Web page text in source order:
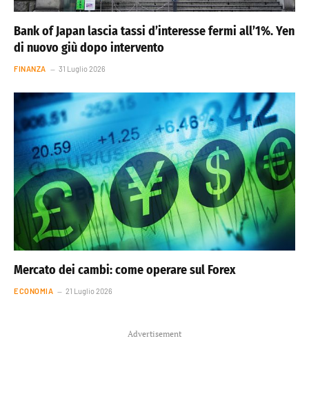
Bank of Japan lascia tassi d’interesse fermi all’1%. Yen
di nuovo giù dopo intervento
FINANZA 31 Luglio 2026
Mercato dei cambi: come operare sul Forex
ECONOMIA 21 Luglio 2026
Advertisement